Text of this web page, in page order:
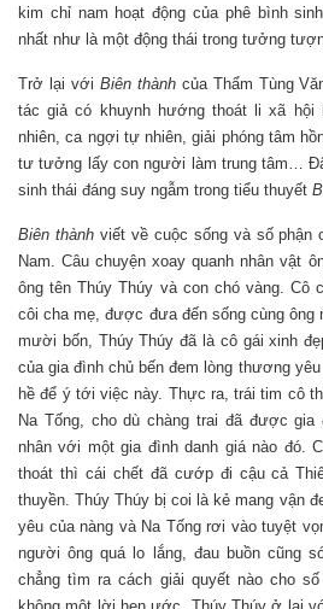
kim chỉ nam hoạt động của phê bình
nhất như là một động thái trong tưởng
Trở lại với Biên thànhcủa Thẩm Tùng
tác giả có khuynh hướng thoát li xã
nhiên, ca ngợi tự nhiên, giải phóng tâm
tư tưởng lấy con người làm trung tâm…
sinh thái đáng suy ngẫm trong tiểu thuyết
Biên thànhviết về cuộc sống và số phận
Nam. Câu chuyện xoay quanh nhân vật
ông tên Thúy Thúy và con chó vàng. Cô
côi cha mẹ, được đưa đến sống cùng ông
mười bốn, Thúy Thúy đã là cô gái xinh
của gia đình chủ bến đem lòng thương
hề để ý tới việc này. Thực ra, trái tim cô
Na Tống, cho dù chàng trai đã được
nhân với một gia đình danh giá nào đó.
thoát thì cái chết đã cướp đi cậu cả
thuyền. Thúy Thúy bị coi là kẻ mang vận
yêu của nàng và Na Tống rơi vào tuyệt
người ông quá lo lắng, đau buồn cũng
chẳng tìm ra cách giải quyết nào cho